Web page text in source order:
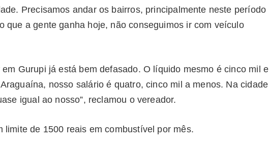
Precisamos andar os bairros, principalmente neste período
que a gente ganha hoje, não conseguimos ir com veículo
em Gurupi já está bem defasado. O líquido mesmo é cinco mil e
nosso salário é quatro, cinco mil a menos. Na cidade
igual ao nosso”, reclamou o vereador.
limite de 1500 reais em combustível por mês.